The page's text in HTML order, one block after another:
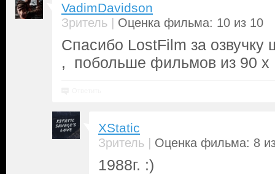
VadimDavidson
Зритель | Оценка фильма: 10 из 10
Спасибо LostFilm за
, побольше фильмов из 90 х
XStatic
Зритель | Оценка фильма: 8
1988г. :)